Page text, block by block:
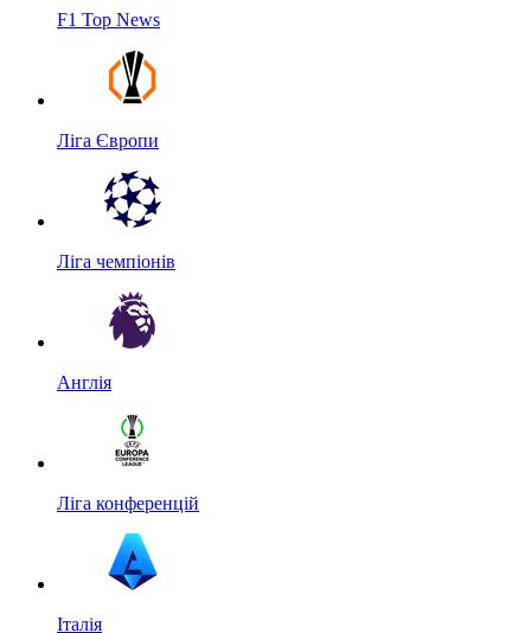
F1 Top News
Ліга Європи
Ліга чемпіонів
Англія
Ліга конференцій
Італія